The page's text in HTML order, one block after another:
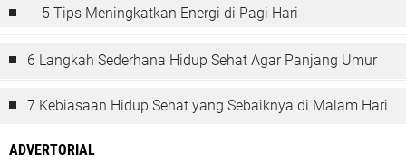
5 Tips Meningkatkan Energi di Pagi Hari
6 Langkah Sederhana Hidup Sehat Agar Panjang Umur
7 Kebiasaan Hidup Sehat yang Sebaiknya di Malam Hari
ADVERTORIAL